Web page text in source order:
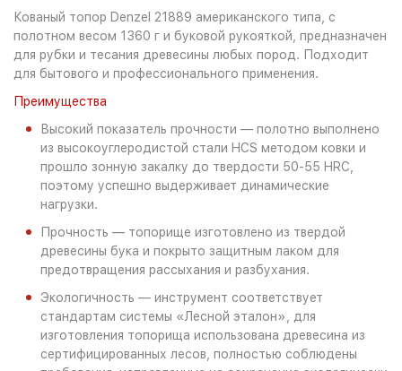
Кованый топор Denzel 21889 американского типа, с
полотном весом 1360 г и буковой рукояткой, предназначен
для рубки и тесания древесины любых пород. Подходит
для бытового и профессионального применения.
Преимущества
Высокий показатель прочности — полотно выполнено
из высокоуглеродистой стали HCS методом ковки и
прошло зонную закалку до твердости 50-55 HRC,
поэтому успешно выдерживает динамические
нагрузки.
Прочность — топорище изготовлено из твердой
древесины бука и покрыто защитным лаком для
предотвращения рассыхания и разбухания.
Экологичность — инструмент соответствует
стандартам системы «Лесной эталон», для
изготовления топорища использована древесина из
сертифицированных лесов, полностью соблюдены